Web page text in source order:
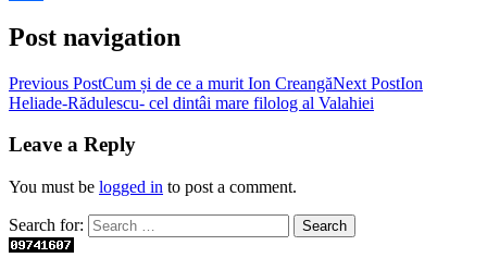
Post navigation
Previous PostCum și de ce a murit Ion CreangăNext PostIon
Heliade-Rădulescu- cel dintâi mare filolog al Valahiei
Leave a Reply
You must be logged in to post a comment.
Search for: